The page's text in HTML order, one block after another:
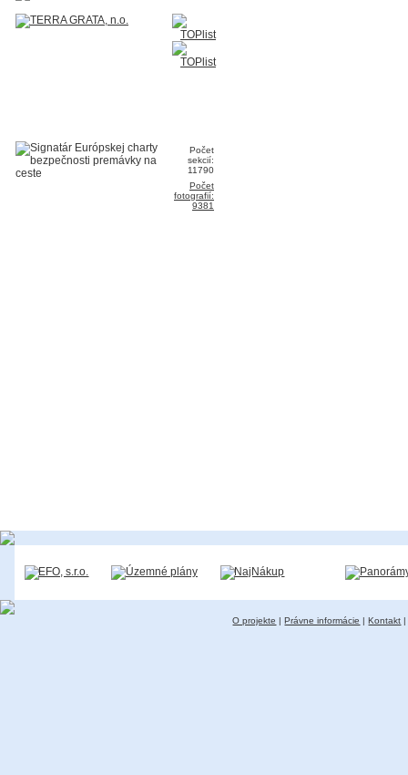
Počet
sekcií:
11790
Počet
fotografií:
9381
O projekte |Právne informácie |Kontakt